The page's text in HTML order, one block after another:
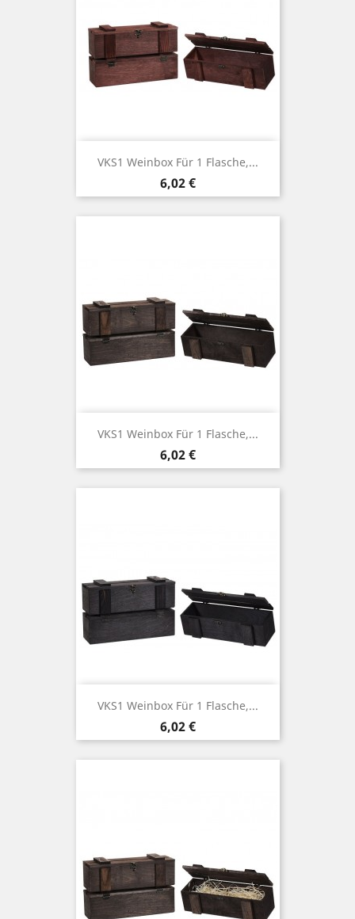
VKS1 Weinbox Für 1 Flasche,...
Price
6,02 €
VKS1 Weinbox Für 1 Flasche,...
Price
6,02 €
VKS1 Weinbox Für 1 Flasche,...
Price
6,02 €